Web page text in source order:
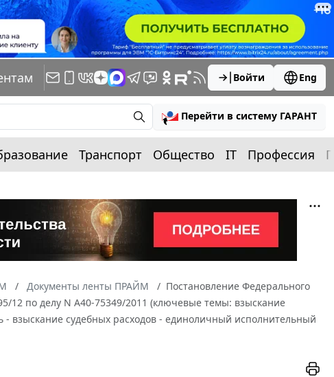
Войти Eng
Перейти в систему ГАРАНТ
Транспорт Общество IT Профессия
Документы ленты ПРАЙМ
Постановление Федерального
12 по делу N А40-75349/2011 (ключевые темы: взыскание
взыскание судебных расходов - единоличный исполнительный